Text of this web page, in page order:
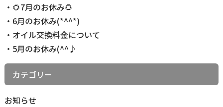
🌻7月のお休み🌻
6月のお休み(*^^*)
オイル交換料金について
5月のお休み(^^♪
カテゴリー
お知らせ